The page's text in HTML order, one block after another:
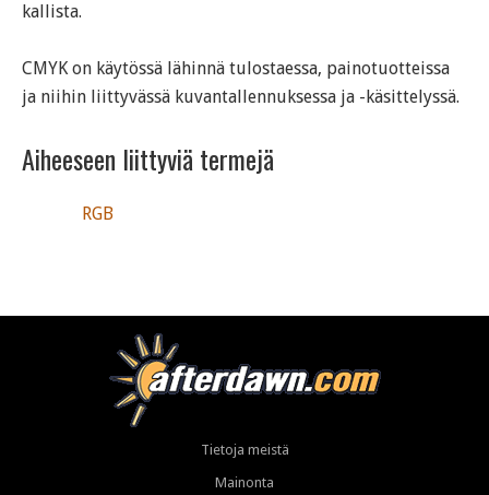
kallista.
CMYK on käytössä lähinnä tulostaessa, painotuotteissa
ja niihin liittyvässä kuvantallennuksessa ja -käsittelyssä.
Aiheeseen liittyviä termejä
RGB
Tietoja meistä
Mainonta